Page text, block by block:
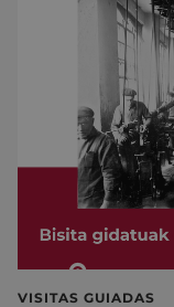
VISITAS GUIADAS